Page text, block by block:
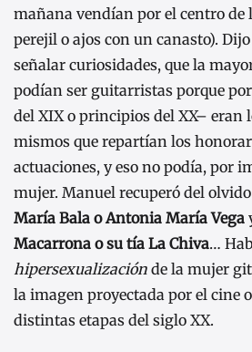
mañana vendían por el centro de
perejil o ajos con un canasto).
señalar curiosidades, que la
podían ser guitarristas porque
del XIX o principios del XX– eran
mismos que repartían los
actuaciones, y eso no podía, por
mujer. Manuel recuperó del
María Bala o Antonia María Vega
Macarrona o su tía La Chiva…
hipersexualización de la mujer
la imagen proyectada por el cine
distintas etapas del siglo XX.